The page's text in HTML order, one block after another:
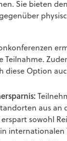
Sie bieten
Teilnahme.
diese Option
aus an
sowohl
internationalen